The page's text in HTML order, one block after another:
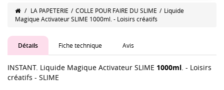
/ LA PAPETERIE / COLLE POUR FAIRE DU SLIME / Liquide
Magique Activateur SLIME 1000ml. - Loisirs créatifs
Détails Fiche technique Avis
INSTANT. Liquide Magique Activateur SLIME 1000ml. - Loisirs
créatifs - SLIME